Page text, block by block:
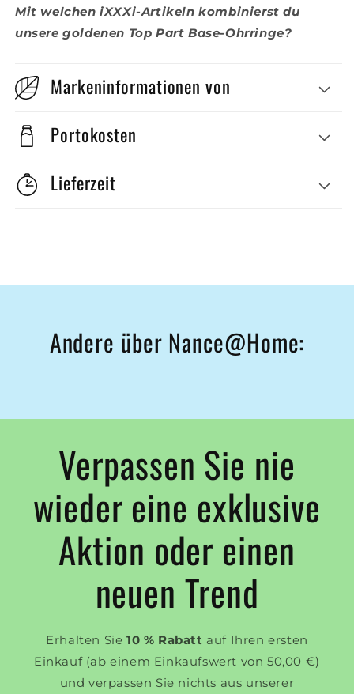
Mit welchen iXXXi-Artikeln kombinierst du
unsere goldenen Top Part Base-Ohrringe?
Markeninformationen von
Portokosten
Lieferzeit
Andere über Nance@Home:
Verpassen Sie nie
wieder eine exklusive
Aktion oder einen
neuen Trend
Erhalten Sie 10 % Rabatt auf Ihren ersten
Einkauf (ab einem Einkaufswert von 50,00 €)
und verpassen Sie nichts aus unserer